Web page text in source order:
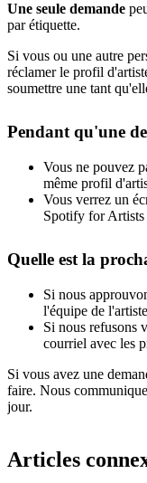
Une seule demande
par étiquette.
Si vous ou une autre
réclamer le profil
soumettre une tant
Pendant qu'une
Vous ne pouvez
même profil
Vous verrez un
Spotify for Artists
Quelle est la
Si nous
l'équipe de
Si nous refusons
courriel avec les
Si vous avez une
faire. Nous
jour.
Articles